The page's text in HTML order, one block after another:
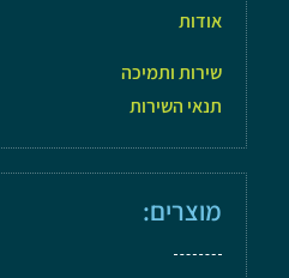
אודות
שירות ותמיכה
תנאי השירות
מוצרים: